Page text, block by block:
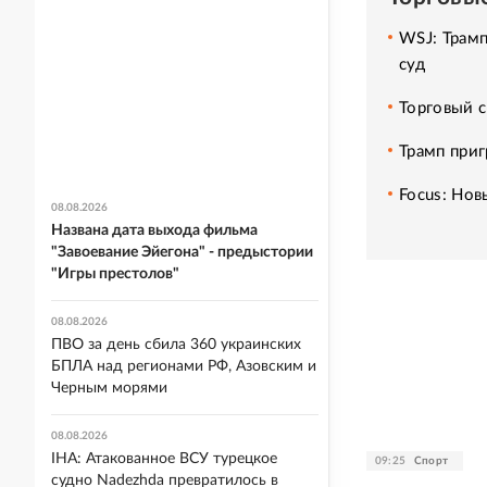
WSJ:
суд
Торговый
Трамп
Focus:
09:25 Спорт
08.08.2026
Названа дата выхода фильма
"Завоевание Эйегона" - предыстории
"Игры престолов"
08.08.2026
ПВО за день сбила 360 украинских
БПЛА над регионами РФ, Азовским и
Черным морями
08.08.2026
IHA: Атакованное ВСУ турецкое
судно Nadezhda превратилось в